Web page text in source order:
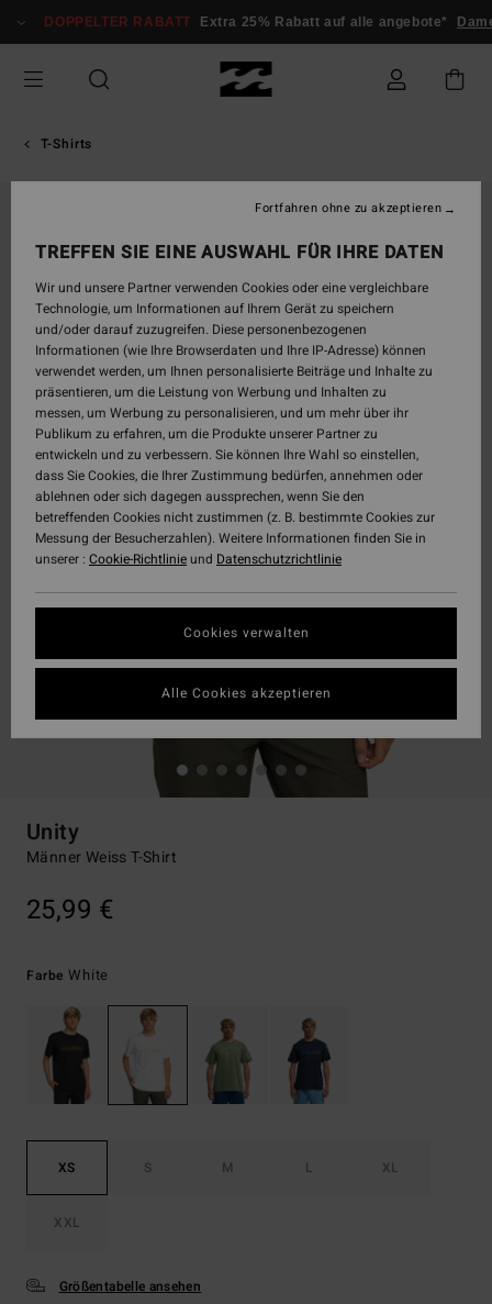
zur
springen
DOPPELTER RABATT Extra 25% Rabatt auf alle angebote*
T-Shirts
Unity
Männer Weiss T-Shirt
25,99 €
FarbeWhite
XS S M L XL
XXL
Größentabelle ansehen
TREFFEN SIE EINE AUSWAHL FÜR IHRE DATEN
Wir und unsere Partner verwenden Cookies oder eine vergleichbare
Technologie, um Informationen auf Ihrem Gerät zu speichern
und/oder darauf zuzugreifen. Diese personenbezogenen
Informationen (wie Ihre Browserdaten und Ihre IP-Adresse) können
verwendet werden, um Ihnen personalisierte Beiträge und Inhalte zu
präsentieren, um die Leistung von Werbung und Inhalten zu
messen, um Werbung zu personalisieren, und um mehr über ihr
Publikum zu erfahren, um die Produkte unserer Partner zu
entwickeln und zu verbessern. Sie können Ihre Wahl so einstellen,
dass Sie Cookies, die Ihrer Zustimmung bedürfen, annehmen oder
ablehnen oder sich dagegen aussprechen, wenn Sie den
betreffenden Cookies nicht zustimmen (z. B. bestimmte Cookies zur
Messung der Besucherzahlen). Weitere Informationen finden Sie in
unserer : Cookie-Richtlinieund Datenschutzrichtlinie
Cookies verwalten
Fortfahren ohne zu akzeptieren
Alle Cookies akzeptieren